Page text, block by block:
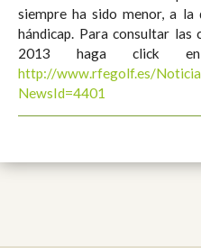
siempre ha sido menor, a
hándicap. Para consultar las
2013 haga click
http://www.rfegolf.es/
NewsId=4401